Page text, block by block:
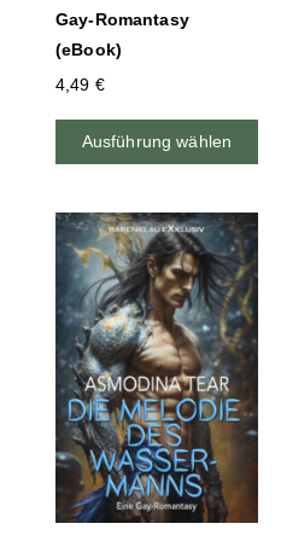
Gay-Romantasy
(eBook)
4,49 €
Ausführung wählen